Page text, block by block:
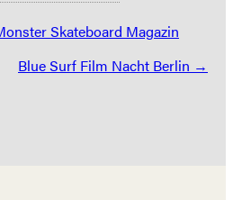
Skateboard Magazin
Blue Surf Film Nacht Berlin →